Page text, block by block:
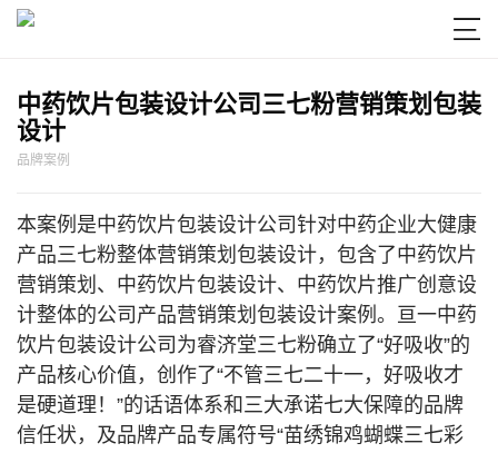

中药饮片包装设计公司三七粉营销策划包装
设计
品牌案例
本案例是中药饮片包装设计公司针对中药企业大健康
产品三七粉整体营销策划包装设计，包含了中药饮片
营销策划、中药饮片包装设计、中药饮片推广创意设
计整体的公司产品营销策划包装设计案例。亘一中药
饮片包装设计公司 为睿济堂三七粉确立了“好吸收”的
产品核心价值，创作了“不管三七二十一，好吸收才
是硬道理！”的话语体系和三大承诺七大保障的品牌
信任状，及品牌产品专属符号“苗绣锦鸡蝴蝶三七彩